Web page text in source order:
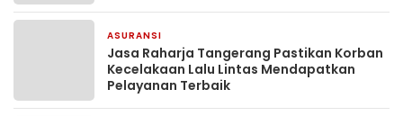
ASURANSI
Jasa Raharja Tangerang Pastikan Korban
Kecelakaan Lalu Lintas Mendapatkan
Pelayanan Terbaik